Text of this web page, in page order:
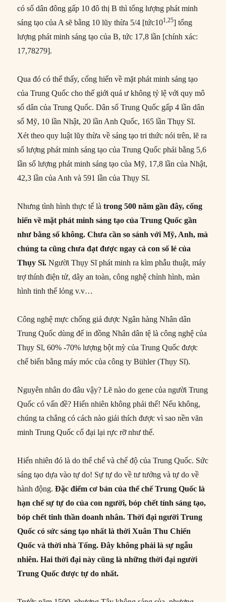
có số dân đông gấp 10 đô thị B thì tổng lượng phát minh
sáng tạo của A sẽ bằng 10 lũy thừa 5/4 [tức101,25] tổng
lượng phát minh sáng tạo của B, tức 17,8 lần [chính xác:
17,78279].
Qua đó có thể thấy, cống hiến về mặt phát minh sáng tạo
của Trung Quốc cho thế giới quá ư không tỷ lệ với quy mô
số dân của Trung Quốc. Dân số Trung Quốc gấp 4 lần dân
số Mỹ, 10 lần Nhật, 20 lần Anh Quốc, 165 lần Thụy Sĩ.
Xét theo quy luật lũy thừa về sáng tạo tri thức nói trên, lẽ ra
số lượng phát minh sáng tạo của Trung Quốc phải bằng 5,6
lần số lượng phát minh sáng tạo của Mỹ, 17,8 lần của Nhật,
42,3 lần của Anh và 591 lần của Thụy Sĩ.
Nhưng tình hình thực tế làtrong 500 năm gần đây, cống
hiến về mặt phát minh sáng tạo của Trung Quốc gần
như bằng số không. Chưa cần so sánh với Mỹ, Anh, mà
chúng ta cũng chưa đạt được ngay cả con số lẻ của
Thụy Sĩ. Người Thụy Sĩ phát minh ra kìm phẫu thuật, máy
trợ thính điện tử, dây an toàn, công nghệ chỉnh hình, màn
hình tinh thể lỏng v.v…
Công nghệ mực chống giả được Ngân hàng Nhân dân
Trung Quốc dùng để in đồng Nhân dân tệ là công nghệ của
Thụy Sĩ, 60% -70% lượng bột mỳ của Trung Quốc được
chế biến bằng máy móc của công ty Bühler (Thụy Sĩ).
Nguyên nhân do đâu vậy? Lẽ nào do gene của người Trung
Quốc có vấn đề? Hiển nhiên không phải thế! Nếu không,
chúng ta chẳng có cách nào giải thích được vì sao nền văn
minh Trung Quốc cổ đại lại rực rỡ như thế.
Hiển nhiên đó là do thể chế và chế độ của Trung Quốc. Sức
sáng tạo dựa vào tự do! Sự tự do về tư tưởng và tự do về
hành động.Đặc điểm cơ bản của thể chế Trung Quốc là
hạn chế sự tự do của con người, bóp chết tính sáng tạo,
bóp chết tinh thần doanh nhân. Thời đại người Trung
Quốc có sức sáng tạo nhất là thời Xuân Thu Chiến
Quốc và thời nhà Tống. Đây không phải là sự ngẫu
nhiên. Hai thời đại này cũng là những thời đại người
Trung Quốc được tự do nhất.